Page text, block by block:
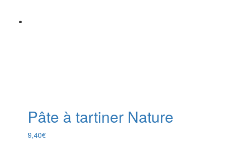
Pâte à tartiner Nature
9,40€